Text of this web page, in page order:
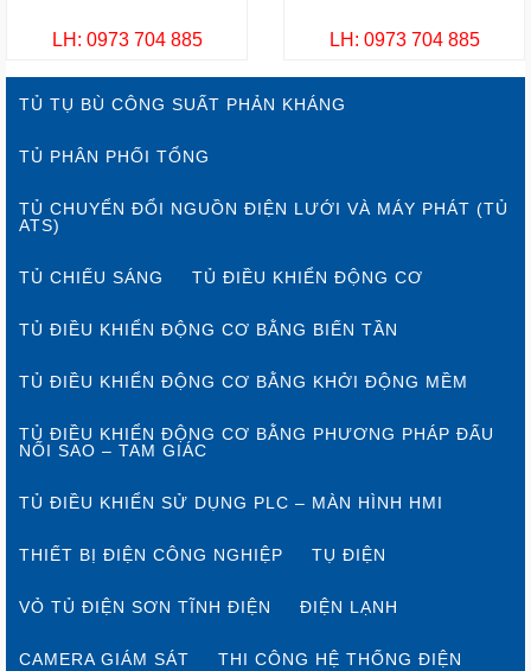
LH: 0973 704 885 LH: 0973 704 885
TỦ TỤ BÙ CÔNG SUẤT PHẢN KHÁNG
TỦ PHÂN PHỐI TỔNG
TỦ CHUYỂN ĐỔI NGUỒN ĐIỆN LƯỚI VÀ MÁY PHÁT (TỦ
ATS)
TỦ CHIẾU SÁNG TỦ ĐIỀU KHIỂN ĐỘNG CƠ
TỦ ĐIỀU KHIỂN ĐỘNG CƠ BẰNG BIẾN TẦN
TỦ ĐIỀU KHIỂN ĐỘNG CƠ BẰNG KHỞI ĐỘNG MỀM
TỦ ĐIỀU KHIỂN ĐỘNG CƠ BẰNG PHƯƠNG PHÁP ĐẤU
NỐI SAO – TAM GIÁC
TỦ ĐIỀU KHIỂN SỬ DỤNG PLC – MÀN HÌNH HMI
THIẾT BỊ ĐIỆN CÔNG NGHIỆP TỤ ĐIỆN
VỎ TỦ ĐIỆN SƠN TĨNH ĐIỆN ĐIỆN LẠNH
CAMERA GIÁM SÁT THI CÔNG HỆ THỐNG ĐIỆN